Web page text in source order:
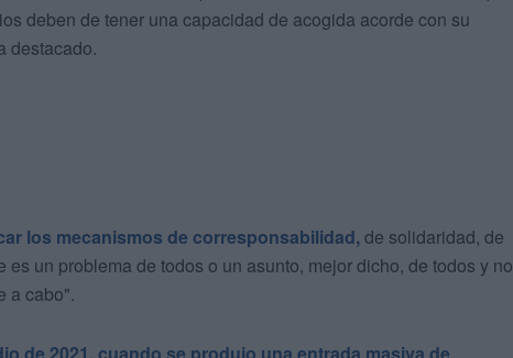
deben de tener una capacidad de acogida acorde con su
destacado.
los mecanismos de corresponsabilidad,de solidaridad, de
un problema de todos o un asunto, mejor dicho, de todos y no
a cabo".